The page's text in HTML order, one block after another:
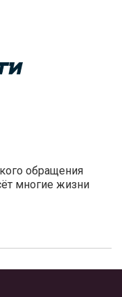
обращения
многие жизни